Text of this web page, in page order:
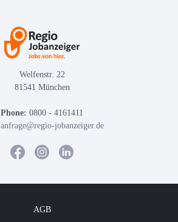
Welfenstr. 22
81541 München
Phone: 0800 - 4161411
anfrage@regio-jobanzeiger.de
AGB